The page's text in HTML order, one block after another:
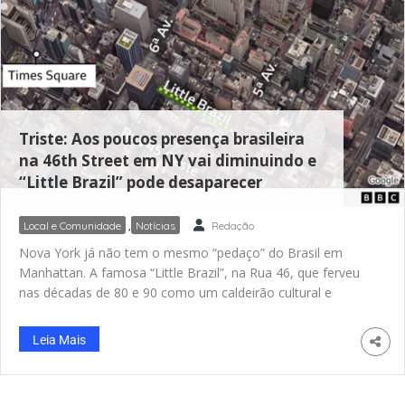
Triste: Aos poucos presença brasileira
na 46th Street em NY vai diminuindo e
“Little Brazil” pode desaparecer
Local e Comunidade Notícias Redação
Nova York já não tem o mesmo “pedaço” do Brasil em
Manhattan. A famosa “Little Brazil”, na Rua 46, que ferveu
nas décadas de 80 e 90 como um caldeirão cultural e
saudade. Onde antes se ouvia português em cada esquina e
o cheiro de feijoada dominava, agora restam poucos
sobreviventes. A alta dos aluguéis, crises econômicas no
Leia Mais